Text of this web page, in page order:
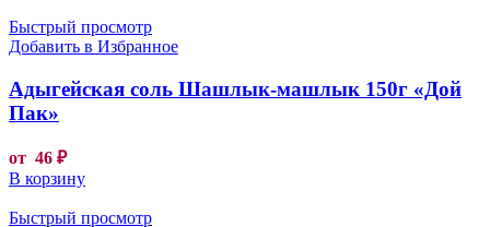
Быстрый просмотр
Добавить в Избранное
Адыгейская соль Шашлык-машлык 150г «Дой
Пак»
от 46 ₽
В корзину
Быстрый просмотр